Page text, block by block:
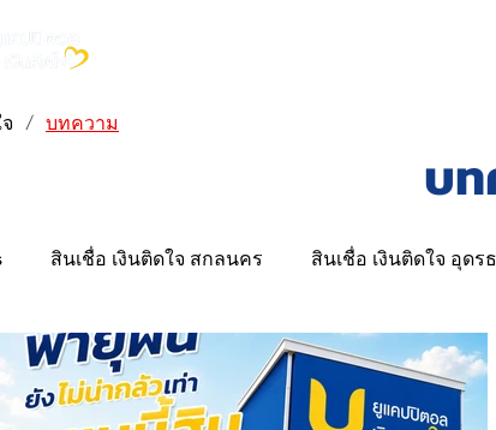
/ บทความ
บท
สินเชื่อ เงินติดใจ สกลนคร สินเชื่อ เงินติดใจ อุดร
ชื่อ เงินติดใจ บึงกาฬ สินเชื่อจำนำโฉนดที่ดินสกลนคร